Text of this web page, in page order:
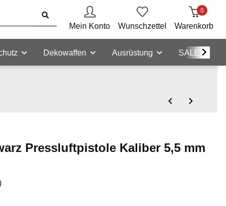
Mein Konto Wunschzettel
0
Warenkorb
Dekowaffen Ausrüstung SALE
Pressluftpistole Kaliber 5,5 mm